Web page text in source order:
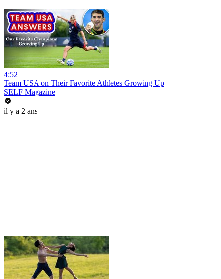
4:52
Team USA on Their Favorite Athletes Growing Up
SELF Magazine
il y a 2 ans